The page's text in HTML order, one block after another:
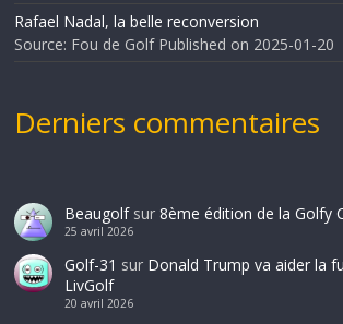
Rafael Nadal, la belle reconversion
Source: Fou de Golf Published on 2025-01-20
Derniers commentaires
Beaugolfsur 8ème édition de la Golfy
25 avril 2026
Golf-31 sur Donald Trump va aider la
LivGolf
20 avril 2026